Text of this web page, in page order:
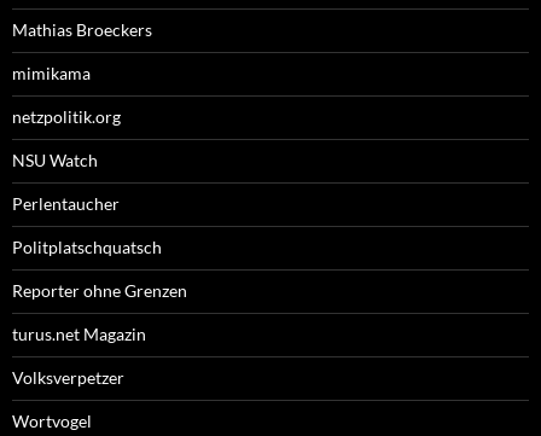
Mathias Broeckers
mimikama
netzpolitik.org
NSU Watch
Perlentaucher
Politplatschquatsch
Reporter ohne Grenzen
turus.net Magazin
Volksverpetzer
Wortvogel